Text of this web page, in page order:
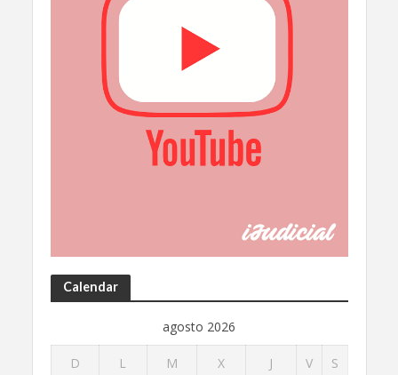
Calendar
agosto 2026
D L M X J V S